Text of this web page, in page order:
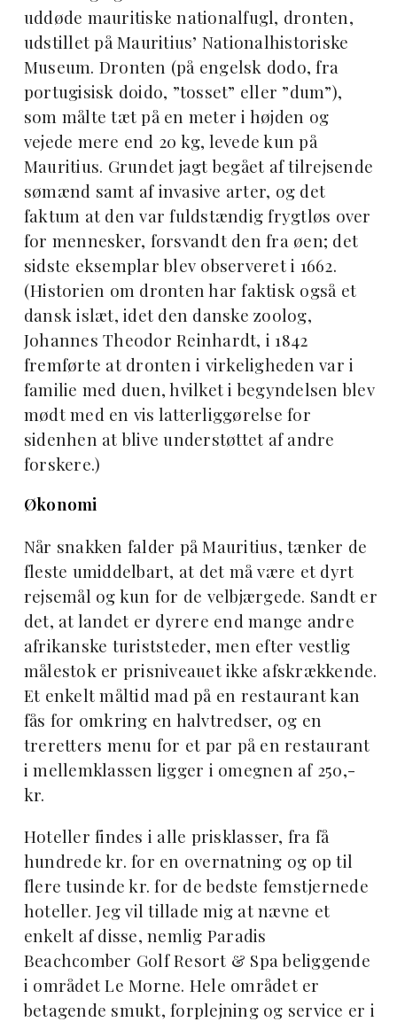
uddøde mauritiske nationalfugl, dronten,
udstillet på Mauritius’ Nationalhistoriske
Museum. Dronten (på engelsk dodo, fra
portugisisk doido, ”tosset” eller ”dum”),
som målte tæt på en meter i højden og
vejede mere end 20 kg, levede kun på
Mauritius. Grundet jagt begået af tilrejsende
sømænd samt af invasive arter, og det
faktum at den var fuldstændig frygtløs over
for mennesker, forsvandt den fra øen; det
sidste eksemplar blev observeret i 1662.
(Historien om dronten har faktisk også et
dansk islæt, idet den danske zoolog,
Johannes Theodor Reinhardt, i 1842
fremførte at dronten i virkeligheden var i
familie med duen, hvilket i begyndelsen blev
mødt med en vis latterliggørelse for
sidenhen at blive understøttet af andre
forskere.)
Økonomi
Når snakken falder på Mauritius, tænker de
fleste umiddelbart, at det må være et dyrt
rejsemål og kun for de velbjærgede. Sandt er
det, at landet er dyrere end mange andre
afrikanske turiststeder, men efter vestlig
målestok er prisniveauet ikke afskrækkende.
Et enkelt måltid mad på en restaurant kan
fås for omkring en halvtredser, og en
treretters menu for et par på en restaurant
i mellemklassen ligger i omegnen af 250,-
kr.
Hoteller findes i alle prisklasser, fra få
hundrede kr. for en overnatning og op til
flere tusinde kr. for de bedste femstjernede
hoteller. Jeg vil tillade mig at nævne et
enkelt af disse, nemlig Paradis
Beachcomber Golf Resort & Spa beliggende
i området Le Morne. Hele området er
betagende smukt, forplejning og service er i